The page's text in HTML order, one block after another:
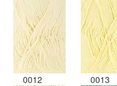
0012 0013